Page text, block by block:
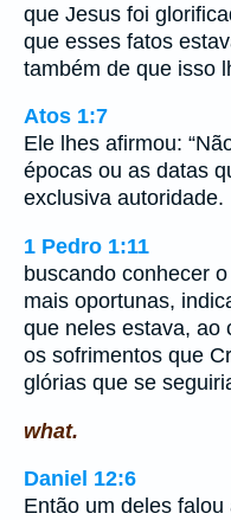
que Jesus foi
que esses fatos
também de que isso
Atos 1:7
Ele lhes afirmou:
épocas ou as datas
exclusiva autoridade.
1 Pedro 1:11
buscando conhecer
mais oportunas,
que neles estava, ao
os sofrimentos que
glórias que se
what.
Daniel 12:6
Então um deles